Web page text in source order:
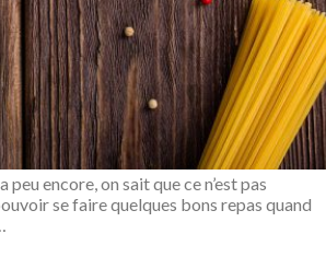
encore, on sait que ce n’est pas
se faire quelques bons repas quand